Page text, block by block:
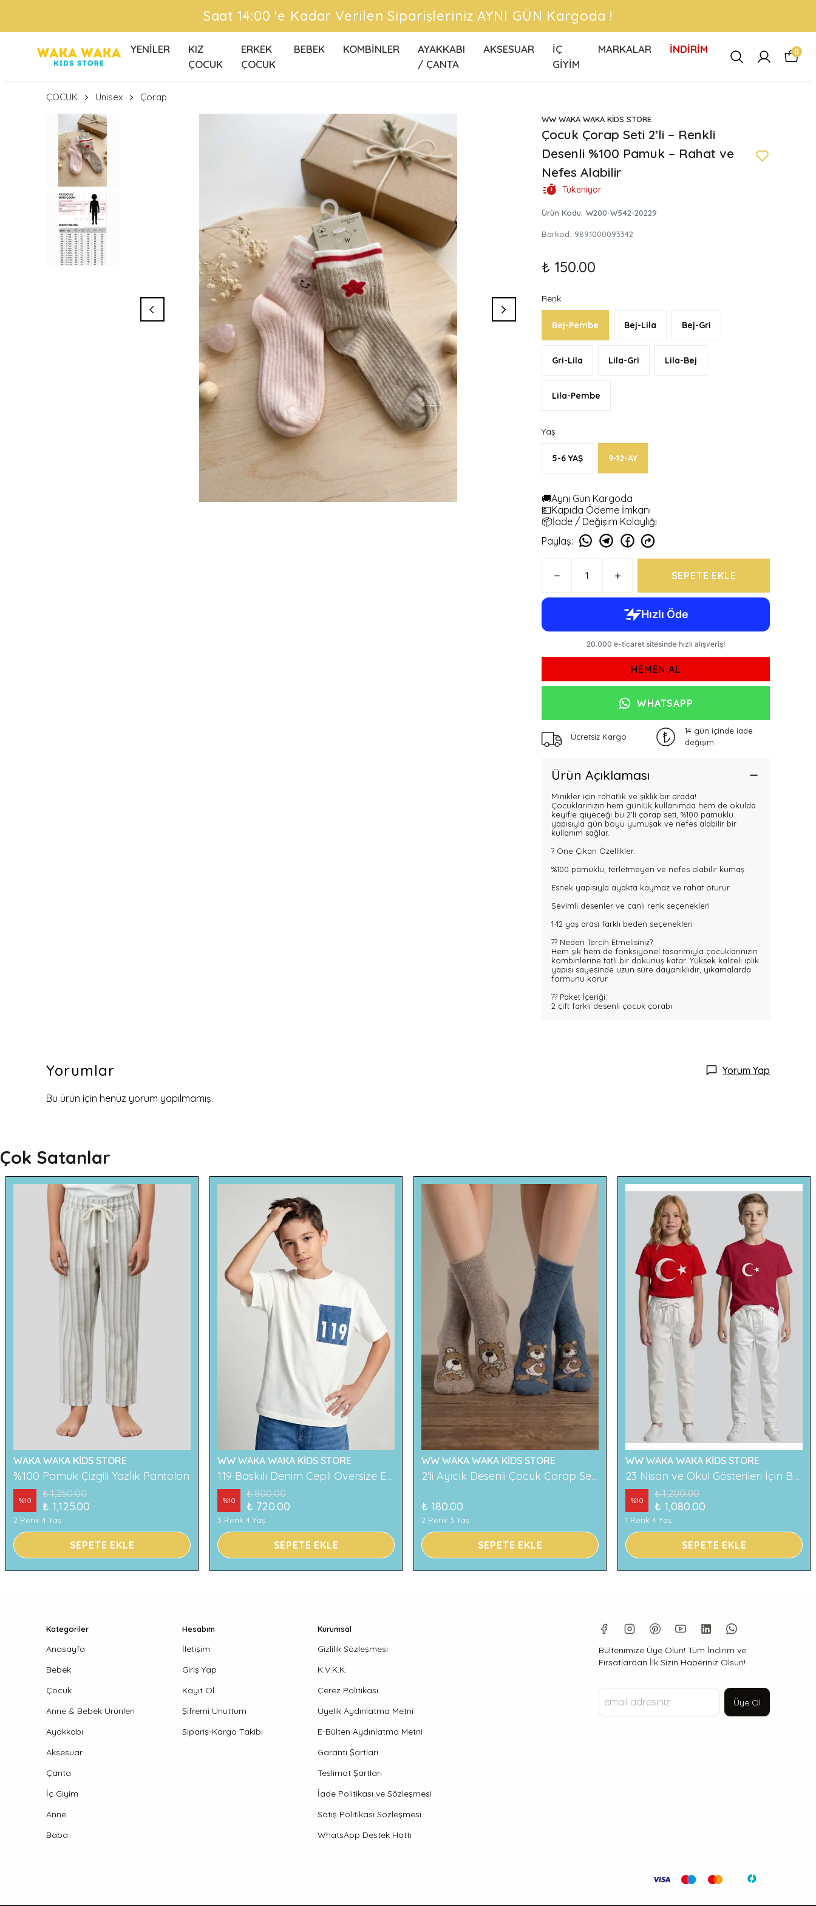
Saat 14:00 'e Kadar Verilen Siparişleriniz AYNI GÜN Kargoda !
YENİLER
KIZ
ÇOCUK
ERKEK
ÇOCUK
BEBEK KOMBİNLER
AYAKKABI
/ ÇANTA
AKSESUAR
İÇ
GİYİM
MARKALAR İNDİRİM 0
ÇOCUK Unisex Çorap
WW WAKA WAKA KİDS STORE
Çocuk Çorap Seti 2’li – Renkli
Desenli %100 Pamuk – Rahat ve
Nefes Alabilir
Tükeniyor
Ürün Kodu: W200-W542-20229
Barkod: 9891000093342
₺ 150.00
Renk
Bej-Pembe Bej-Lila Bej-Gri
Gri-Lila Lila-Gri Lila-Bej
Lila-Pembe
Yaş
5-6 YAŞ 9-12-AY
🚚Aynı Gün Kargoda
💵Kapıda Ödeme İmkanı
📦İade / Değişim Kolaylığı
Paylaş:
SEPETE EKLE
HEMEN AL
WHATSAPP
Ücretsiz Kargo
14 gün içinde iade
değişim
Ürün Açıklaması
Minikler için rahatlık ve şıklık bir arada!
Çocuklarınızın hem günlük kullanımda hem de okulda
keyifle giyeceği bu 2’li çorap seti, %100 pamuklu
yapısıyla gün boyu yumuşak ve nefes alabilir bir
kullanım sağlar.
? Öne Çıkan Özellikler:
%100 pamuklu, terletmeyen ve nefes alabilir kumaş
Esnek yapısıyla ayakta kaymaz ve rahat oturur
Sevimli desenler ve canlı renk seçenekleri
1-12 yaş arası farklı beden seçenekleri
?? Neden Tercih Etmelisiniz?
Hem şık hem de fonksiyonel tasarımıyla çocuklarınızın
kombinlerine tatlı bir dokunuş katar. Yüksek kaliteli iplik
yapısı sayesinde uzun süre dayanıklıdır, yıkamalarda
formunu korur.
?? Paket İçeriği:
2 çift farklı desenli çocuk çorabı
Yorumlar Yorum Yap
Bu ürün için henüz yorum yapılmamış.
Çok Satanlar
WAKA WAKA KİDS STORE
%100 Pamuk Çizgili Yazlık Pantolon
%10
₺ 1,250.00
₺ 1,125.00
2 Renk 4 Yaş
SEPETE EKLE
WW WAKA WAKA KİDS STORE
119 Baskılı Denim Cepli Oversize Erkek Çocuk Tişört
%10
₺ 800.00
₺ 720.00
3 Renk 4 Yaş
SEPETE EKLE
WW WAKA WAKA KİDS STORE
2'li Ayıcık Desenli Çocuk Çorap Seti Renkli ve Eğlenceli Desenler Rahat ve Yumuşak Kumaş
₺ 180.00
2 Renk 3 Yaş
SEPETE EKLE
WW WAKA WAKA KİDS STORE
23 Nisan ve Okul Gösterileri İçin Beyaz Çocuk Pantolonu
%10
₺ 1,200.00
₺ 1,080.00
1 Renk 4 Yaş
SEPETE EKLE
Kategoriler
Anasayfa
Bebek
Çocuk
Anne & Bebek Ürünleri
Ayakkabı
Aksesuar
Çanta
İç Giyim
Anne
Baba
Hesabım
İletişim
Giriş Yap
Kayıt Ol
Şifremi Unuttum
Sipariş-Kargo Takibi
Kurumsal
Gizlilik Sözleşmesi
K.V.K.K.
Çerez Politikası
Üyelik Aydınlatma Metni
E-Bülten Aydınlatma Metni
Garanti Şartları
Teslimat Şartları
İade Politikası ve Sözleşmesi
Satış Politikası Sözleşmesi
WhatsApp Destek Hattı
Bültenimize Üye Olun! Tüm İndirim ve
Fırsatlardan İlk Sizin Haberiniz Olsun!
Üye Ol